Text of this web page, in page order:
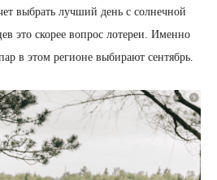
выбрать лучший день с солнечной
это скорее вопрос лотереи. Именно
в этом регионе выбирают сентябрь.